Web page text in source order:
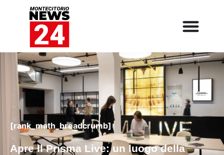
[rank_math_breadcrumb]
Apre Il Prisma Live: un luogo della